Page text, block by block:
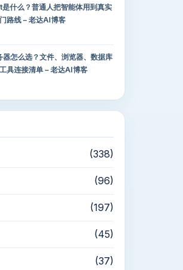
什么？普通人把智能体用到真实
路线 – 老达AI博客
怎么选？文件、浏览器、数据库
具连接清单 – 老达AI博客
(338)
(96)
(197)
(45)
(37)